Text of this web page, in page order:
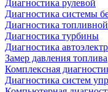
Диагностика рулевой
Диагностика системы
Диагностика
Диагностика турбины
Диагностика
Замер давления топлива
Комплексная
Диагностика систем